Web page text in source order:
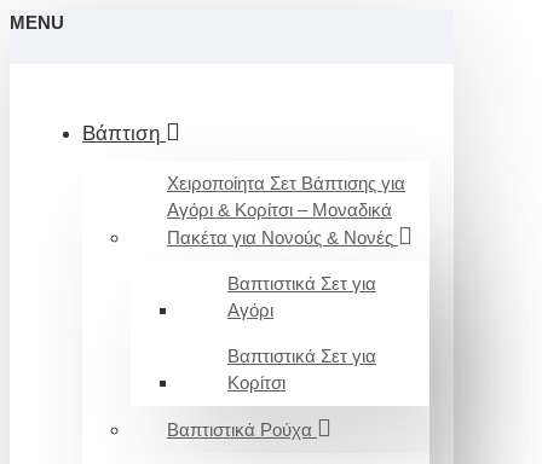
MENU
Βάπτιση
Χειροποίητα Σετ Βάπτισης για
Αγόρι & Κορίτσι – Μοναδικά
Πακέτα για Νονούς & Νονές
Βαπτιστικά Σετ για
Αγόρι
Βαπτιστικά Σετ για
Κορίτσι
Βαπτιστικά Ρούχα